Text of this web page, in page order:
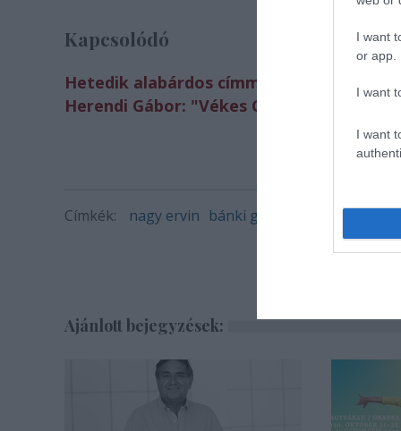
I want
or app.
I want
I want
Kapcsolódó
Hetedik alabárdos címmel forog Vékes
Herendi Gábor: "Vékes Csaba a magyar
Címkék: nagy ervin bánki gergely Vékes Csaba
Ajánlott bejegyzések: